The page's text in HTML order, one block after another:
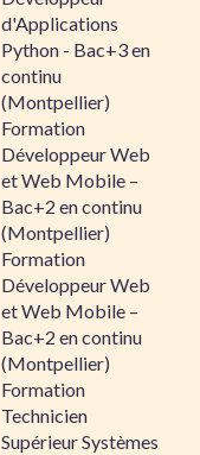
d'Applications
Python - Bac+3 en
continu
(Montpellier)
Formation
Développeur Web
et Web Mobile –
Bac+2 en continu
(Montpellier)
Formation
Développeur Web
et Web Mobile –
Bac+2 en continu
(Montpellier)
Formation
Technicien
Supérieur Systèmes